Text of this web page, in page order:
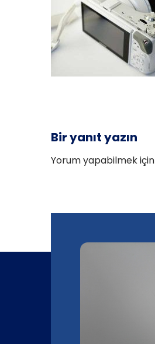
Bir yanıt yazın
Yorum yapabilmek için